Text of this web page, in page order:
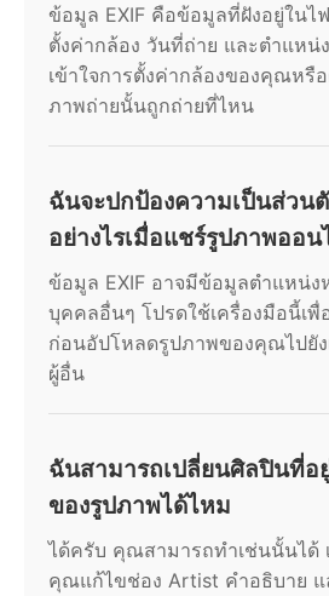
ข้อมูล EXIF คือข้อมูลที่ฝังอยู่ในไ
ตั้งค่ากล้อง วันที่ถ่าย และตำแห
เข้าใจการตั้งค่ากล้องของคุณหรื
ภาพถ่ายนั้นถูกถ่ายที่ไหน
ฉันจะปกป้องความเป็นส่วน
อย่างไรเมื่อแชร์รูปภาพออน
ข้อมูล EXIF อาจมีข้อมูลตำแหน่ง
บุคคลอื่นๆ โปรดใช้เครื่องมือนี้เ
ก่อนอัปโหลดรูปภาพของคุณไปยั
ผู้อื่น
ฉันสามารถเปลี่ยนศิลปินที่อ
ของรูปภาพได้ไหม
ได้ครับ คุณสามารถทำเช่นนั้นได้
คุณแก้ไขช่อง Artist คำอธิบาย